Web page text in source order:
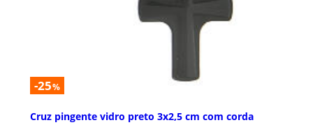
-25%
Cruz pingente vidro preto 3x2,5 cm com corda